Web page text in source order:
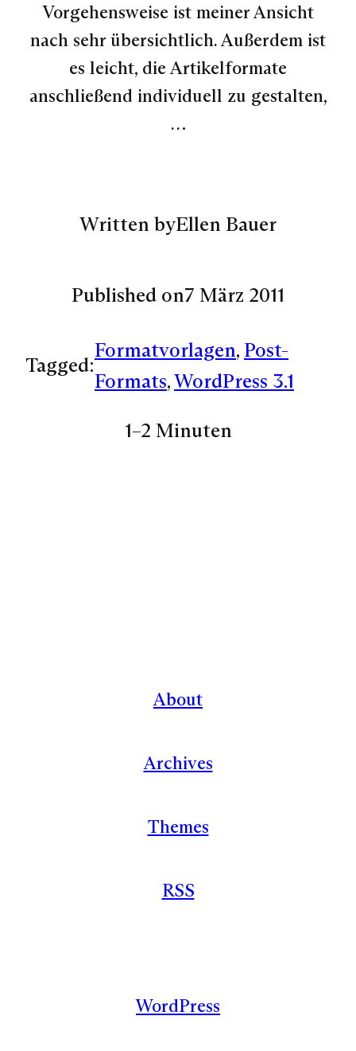
Vorgehensweise ist meiner Ansicht
nach sehr übersichtlich. Außerdem ist
es leicht, die Artikelformate
anschließend individuell zu gestalten,
…
Written byEllen Bauer
Published on7 März 2011
Tagged:
Formatvorlagen, Post-
Formats, WordPress 3.1
1–2 Minuten
About
Archives
Themes
RSS
WordPress